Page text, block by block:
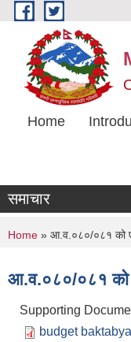
Skip to main content
Home
समाचार
You are
Home » आ.व.०८०/०८१ को
आ.व.०८०/०८१ को
Supporting
budget